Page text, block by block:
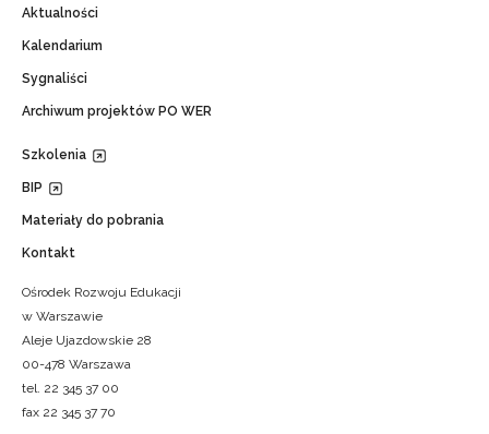
Aktualności
Kalendarium
Sygnaliści
Archiwum projektów PO WER
Szkolenia
BIP
Materiały do pobrania
Kontakt
Ośrodek Rozwoju Edukacji
w Warszawie
Aleje Ujazdowskie 28
00-478 Warszawa
tel. 22 345 37 00
fax 22 345 37 70